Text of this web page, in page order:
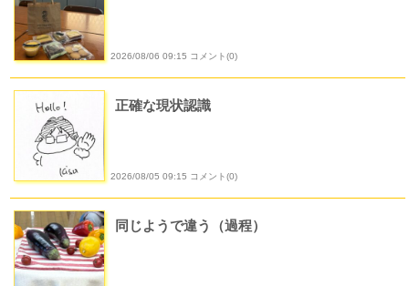
2026/08/06 09:15 コメント(0)
正確な現状認識
2026/08/05 09:15 コメント(0)
同じようで違う（過程）